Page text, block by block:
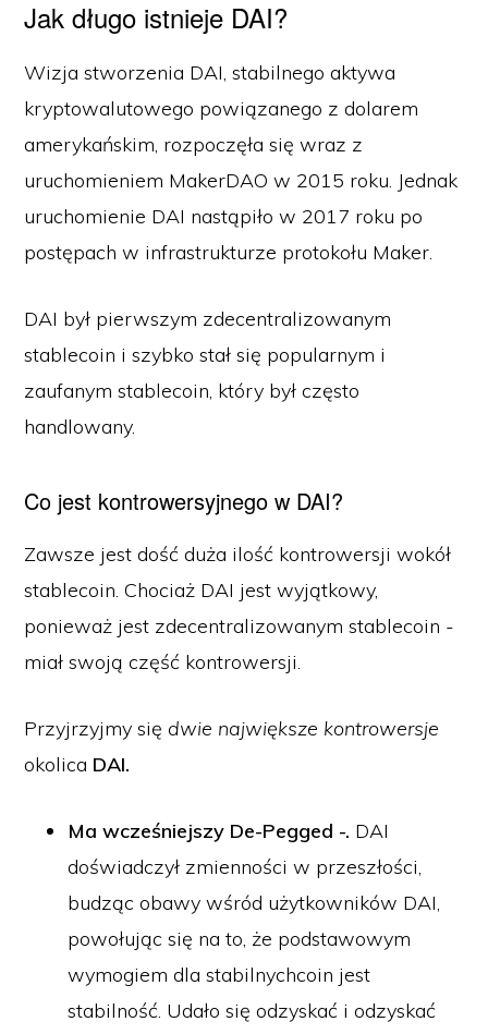
Jak długo istnieje DAI?
Wizja stworzenia DAI, stabilnego aktywa
kryptowalutowego powiązanego z dolarem
amerykańskim, rozpoczęła się wraz z
uruchomieniem MakerDAO w 2015 roku. Jednak
uruchomienie DAI nastąpiło w 2017 roku po
postępach w infrastrukturze protokołu Maker.
DAI był pierwszym zdecentralizowanym
stablecoin i szybko stał się popularnym i
zaufanym stablecoin, który był często
handlowany.
Co jest kontrowersyjnego w DAI?
Zawsze jest dość duża ilość kontrowersji wokół
stablecoin. Chociaż DAI jest wyjątkowy,
ponieważ jest zdecentralizowanym stablecoin -
miał swoją część kontrowersji.
Przyjrzyjmy się dwie największe kontrowersje
okolica DAI.
Ma wcześniejszy De-Pegged -. DAI
doświadczył zmienności w przeszłości,
budząc obawy wśród użytkowników DAI,
powołując się na to, że podstawowym
wymogiem dla stabilnychcoin jest
stabilność. Udało się odzyskać i odzyskać